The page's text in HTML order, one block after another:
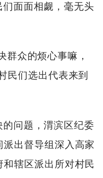
面面相觑，毫无头
群众的烦心事嘛，
民们选出代表来到
问题，渭滨区纪委
出督导组深入高家
辖区派出所对村民